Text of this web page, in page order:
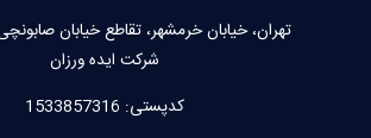
شرکت ایده ورزان
کدپستی: 1533857316